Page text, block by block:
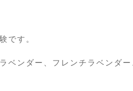
です。
ベンダー、フレンチラベンダ